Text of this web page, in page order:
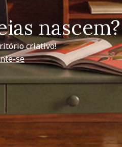
nascem?
criativo!
se